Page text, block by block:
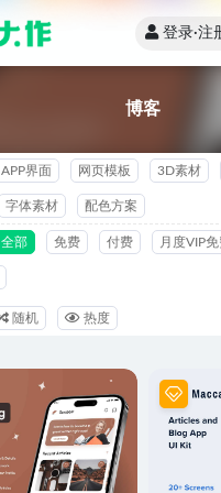
登录·注
博客
APP界面 网页模板 3D素材
字体素材 配色方案
全部 免费 付费 月度VIP
随机 热度